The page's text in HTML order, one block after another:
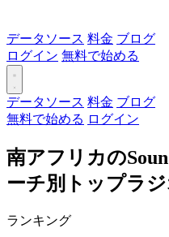
データソース 料金 ブログ
ログイン 無料で始める
データソース 料金 ブログ
無料で始める ログイン
南アフリカの
ーチ別トップラ
ランキング